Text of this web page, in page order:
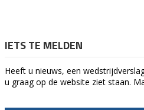
IETS TE MELDEN
Heeft u nieuws, een
u graag op de website ziet staan.